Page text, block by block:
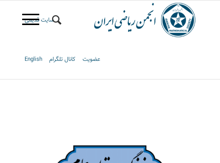
سایت قدیمی
عضویت کانال تلگرام English